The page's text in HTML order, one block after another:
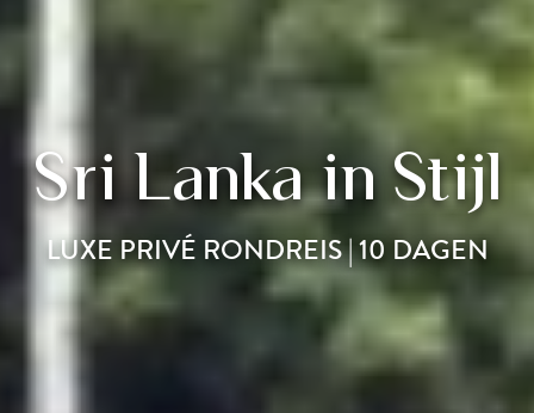
Sri Lanka in Stijl
LUXE PRIVÉ RONDREIS | 10 DAGEN